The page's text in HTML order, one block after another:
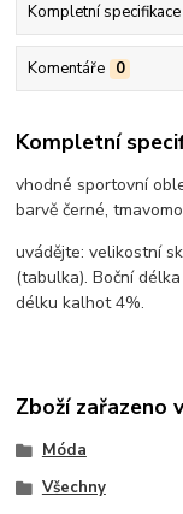
Kompletní specifikace
Komentáře 0
Kompletní
vhodné sportovní
barvě černé,
uvádějte: velikostní
(tabulka). Boční
délku kalhot 4%.
Zboží zařazeno
Móda
Všechny